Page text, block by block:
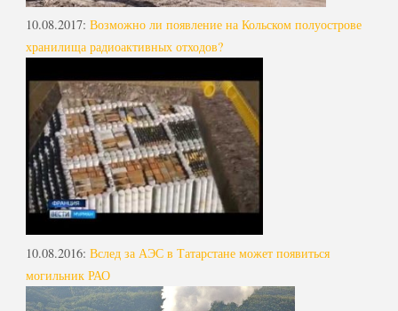
10.08.2017: Возможно ли появление на Кольском полуострове
хранилища радиоактивных отходов?
10.08.2016: Вслед за АЭС в Татарстане может появиться
могильник РАО